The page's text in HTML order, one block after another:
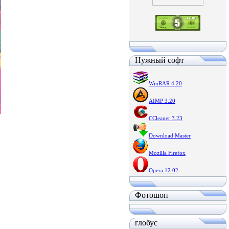
Нужный софт
WinRAR 4.20
AIMP 3.20
CCleaner 3.23
Download Master
Mozilla Firefox
Opera 12.02
Фотошоп
глобус